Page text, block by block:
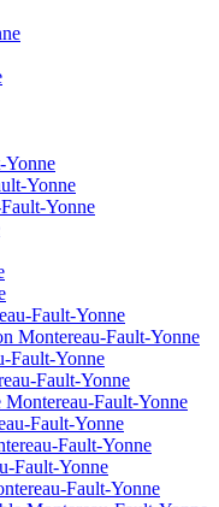
Yonne
Yonne
Yonne
Fault-Yonne
Montereau-Fault-Yonne
Fault-Yonne
Fault-Yonne
Montereau-Fault-Yonne
Fault-Yonne
Fault-Yonne
Fault-Yonne
Fault-Yonne